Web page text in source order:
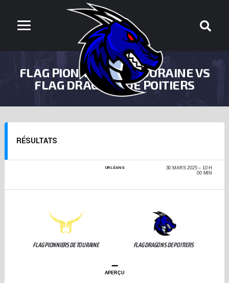
FLAG PIONNIERS DE TOURAINE VS
FLAG DRAGONS DE POITIERS
RÉSULTATS
ORLÉANS 30 MARS 2025
10 H
00 MIN
FLAG PIONNIERS DE TOURAINE FLAG DRAGONS DE POITIERS
–
APERÇU